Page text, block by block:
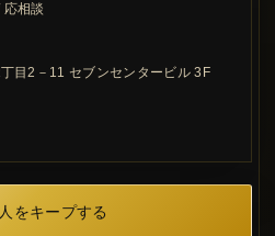
相談
目2－11 セブンセンタービル 3F
をキープする